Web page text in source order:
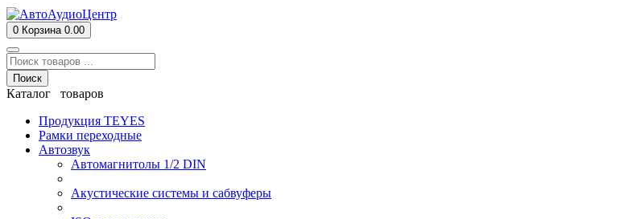
0 Корзина 0.00
Поиск
Каталог товаров
Продукция TEYES
Рамки переходные
Автозвук
Автомагнитолы 1/2 DIN
Акустические системы и сабвуферы